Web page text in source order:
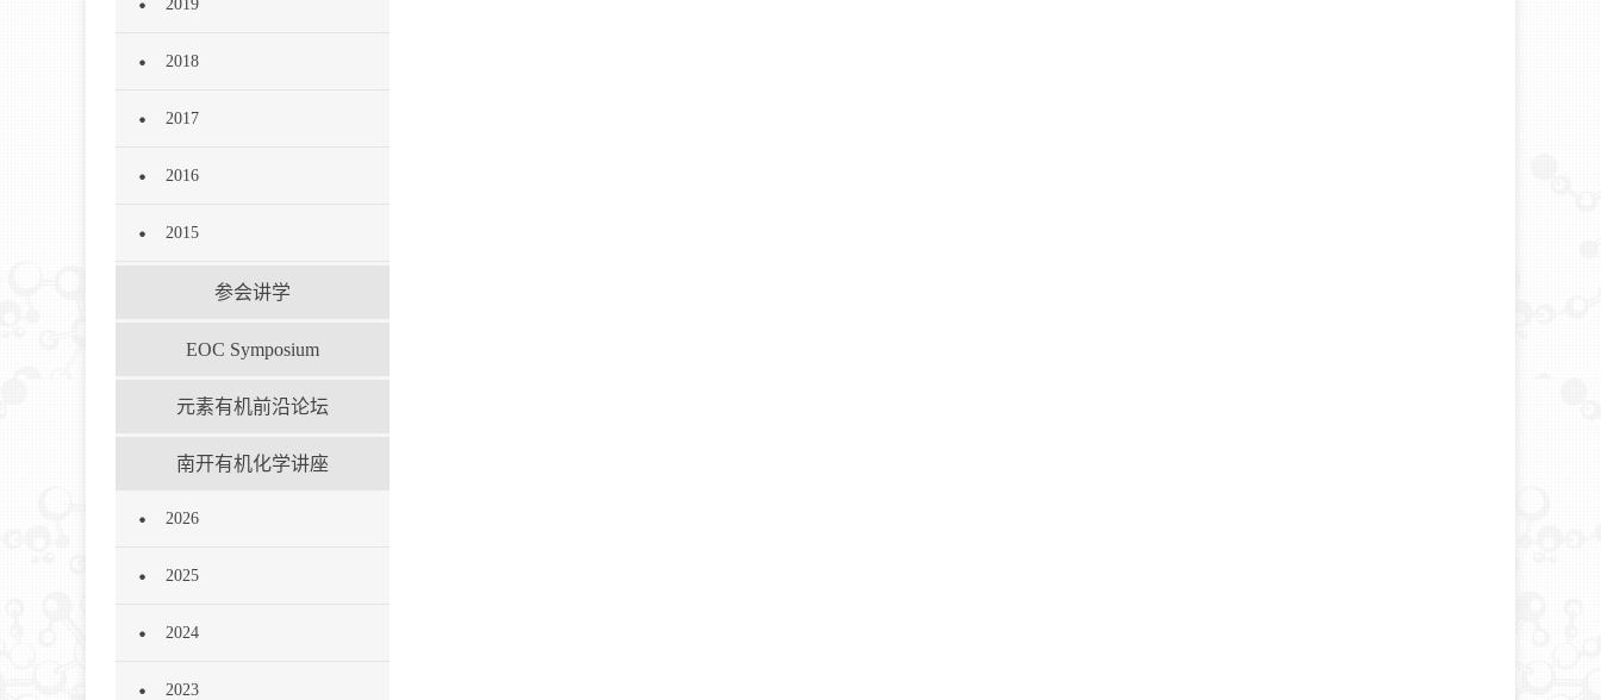
2019
2018
2017
2016
2015
参会讲学
EOC Symposium
元素有机前沿论坛
南开有机化学讲座
2026
2025
2024
2023